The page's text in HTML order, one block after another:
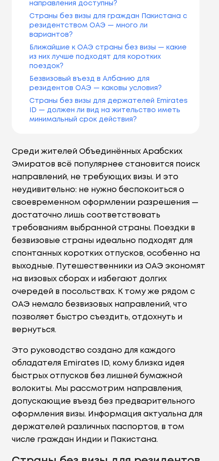
направления доступны?
Страны без визы для граждан Пакистана с
резидентством ОАЭ — много ли
вариантов?
Ближайшие к ОАЭ страны без визы — какие
из них лучше подходят для коротких
поездок?
Безвизовый въезд в Албанию для
резидентов ОАЭ — каковы условия?
Страны без визы для держателей Emirates
ID — должен ли вид на жительство иметь
минимальный срок действия?
Среди жителей Объединённых Арабских
Эмиратов всё популярнее становится поиск
направлений, не требующих визы. И это
неудивительно: не нужно беспокоиться о
своевременном оформлении разрешения —
достаточно лишь соответствовать
требованиям выбранной страны. Поездки в
безвизовые страны идеально подходят для
спонтанных коротких отпусков, особенно на
выходные. Путешественники из ОАЭ экономят
на визовых сборах и избегают долгих
очередей в посольствах. К тому же рядом с
ОАЭ немало безвизовых направлений, что
позволяет быстро съездить, отдохнуть и
вернуться.
Это руководство создано для каждого
обладателя Emirates ID, кому близка идея
быстрых отпусков без лишней бумажной
волокиты. Мы рассмотрим направления,
допускающие въезд без предварительного
оформления визы. Информация актуальна для
держателей различных паспортов, в том
числе граждан Индии и Пакистана.